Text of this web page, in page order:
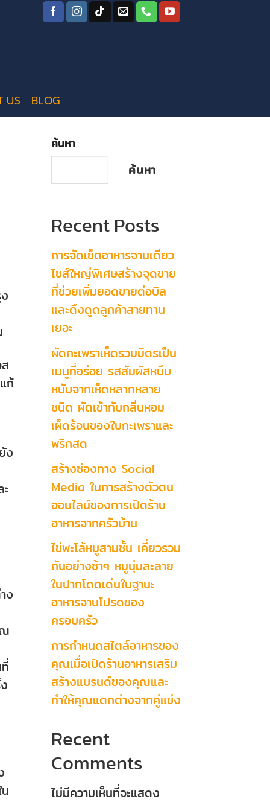
US BLOG
ก้
ง
ง
ค้นหา
ค้นหา
Recent Posts
การจัดเซ็ตอาหารจานเดียว
ไซส์ใหญ่พิเศษสร้างจุดขาย
ที่ช่วยเพิ่มยอดขายต่อบิล
และดึงดูดลูกค้าสายทาน
เยอะ
ผัดกะเพราเห็ดรวมมิตรเป็น
เมนูที่อร่อย รสสัมผัสหนึบ
หนับจากเห็ดหลากหลาย
ชนิด ผัดเข้ากับกลิ่นหอม
เผ็ดร้อนของใบกะเพราและ
พริกสด
สร้างช่องทาง Social
Media ในการสร้างตัวตน
ออนไลน์ของการเปิดร้าน
อาหารจากครัวบ้าน
ไข่พะโล้หมูสามชั้น เคี่ยวรวม
กันอย่างช้าๆ หมูนุ่มละลาย
ในปากโดดเด่นในฐานะ
อาหารจานโปรดของ
ครอบครัว
การกำหนดสไตล์อาหารของ
คุณเมื่อเปิดร้านอาหารเสริม
สร้างแบรนด์ของคุณและ
ทำให้คุณแตกต่างจากคู่แข่ง
Recent
Comments
ไม่มีความเห็นที่จะแสดง